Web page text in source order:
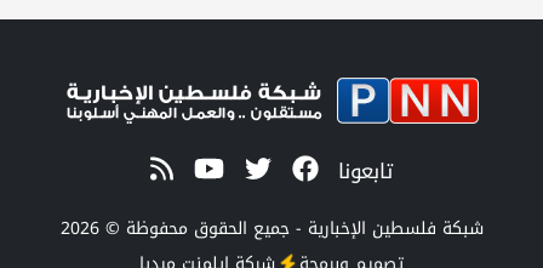
تابعونا
شبكة فلسطين الإخبارية - جميع الحقوق محفوظة © 2026